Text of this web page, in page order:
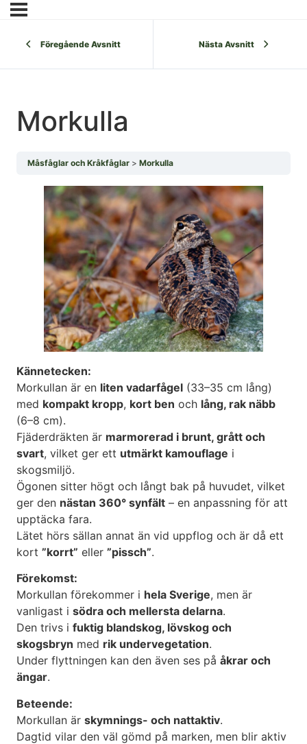
Föregående Avsnitt Nästa Avsnitt
Morkulla
Måsfåglar och Kråkfåglar Morkulla
Kännetecken:
Morkullan är en liten vadarfågel (33–35 cm lång)
med kompakt kropp, kort ben och lång, rak näbb
(6–8 cm).
Fjäderdräkten är marmorerad i brunt, grått och
svart, vilket ger ett utmärkt kamouflage i
skogsmiljö.
Ögonen sitter högt och långt bak på huvudet, vilket
ger den nästan 360° synfält – en anpassning för att
upptäcka fara.
Lätet hörs sällan annat än vid uppflog och är då ett
kort ”korrt” eller ”pissch”.
Förekomst:
Morkullan förekommer i hela Sverige, men är
vanligast i södra och mellersta delarna.
Den trivs i fuktig blandskog, lövskog och
skogsbryn med rik undervegetation.
Under flyttningen kan den även ses på åkrar och
ängar.
Beteende:
Morkullan är skymnings- och nattaktiv.
Dagtid vilar den väl gömd på marken, men blir aktiv